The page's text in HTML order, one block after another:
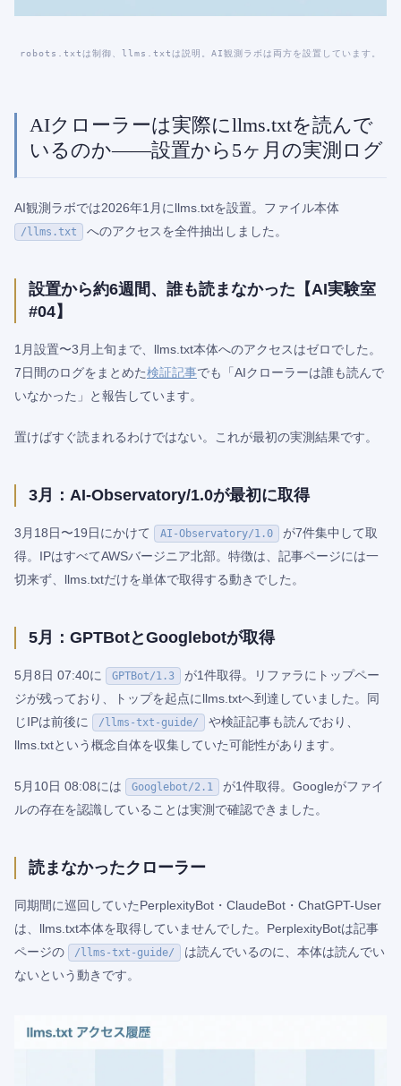
robots.txtは制御、llms.txtは説明。AI観測ラボは両方を設置しています。
AIクローラーは実際にllms.txtを読んで
いるのか——設置から5ヶ月の実測ログ
AI観測ラボでは2026年1月にllms.txtを設置。ファイル本体
/llms.txt へのアクセスを全件抽出しました。
設置から約6週間、誰も読まなかった【AI実験室
#04】
1月設置〜3月上旬まで、llms.txt本体へのアクセスはゼロでした。
7日間のログをまとめた検証記事でも「AIクローラーは誰も読んで
いなかった」と報告しています。
置けばすぐ読まれるわけではない。これが最初の実測結果です。
3月：AI-Observatory/1.0が最初に取得
3月18日〜19日にかけて AI-Observatory/1.0
が7件集中して取
得。IPはすべてAWSバージニア北部。特徴は、記事ページには一
切来ず、llms.txtだけを単体で取得する動きでした。
5月：GPTBotとGooglebotが取得
5月8日 07:40に GPTBot/1.3
が1件取得。リファラにトップペー
ジが残っており、トップを起点にllms.txtへ到達していました。同
じIPは前後に
/llms-txt-guide/
や検証記事も読んでおり、
llms.txtという概念自体を収集していた可能性があります。
5月10日 08:08には Googlebot/2.1
が1件取得。Googleがファイ
ルの存在を認識していることは実測で確認できました。
読まなかったクローラー
同期間に巡回していたPerplexityBot・ClaudeBot・ChatGPT-User
は、llms.txt本体を取得していませんでした。PerplexityBotは記事
ページの
/llms-txt-guide/
は読んでいるのに、本体は読んでい
ないという動きです。